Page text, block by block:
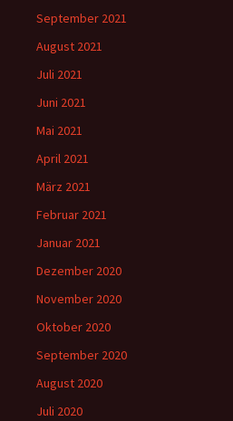
September 2021
August 2021
Juli 2021
Juni 2021
Mai 2021
April 2021
März 2021
Februar 2021
Januar 2021
Dezember 2020
November 2020
Oktober 2020
September 2020
August 2020
Juli 2020